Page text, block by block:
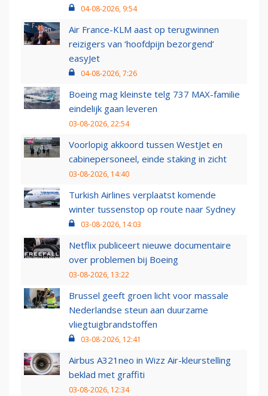
04-08-2026, 9:54
Air France-KLM aast op terugwinnen
reizigers van ‘hoofdpijn bezorgend’
easyJet
04-08-2026, 7:26
Boeing mag kleinste telg 737 MAX-familie
eindelijk gaan leveren
03-08-2026, 22:54
Voorlopig akkoord tussen WestJet en
cabinepersoneel, einde staking in zicht
03-08-2026, 14:40
Turkish Airlines verplaatst komende
winter tussenstop op route naar Sydney
03-08-2026, 14:03
Netflix publiceert nieuwe documentaire
over problemen bij Boeing
03-08-2026, 13:22
Brussel geeft groen licht voor massale
Nederlandse steun aan duurzame
vliegtuigbrandstoffen
03-08-2026, 12:41
Airbus A321neo in Wizz Air-kleurstelling
beklad met graffiti
03-08-2026, 12:34